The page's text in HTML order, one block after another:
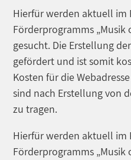
Hierfür werden aktuell im
Förderprogramms
gesucht. Die Erstellung
gefördert und ist somit
Kosten für die
sind nach Erstellung von
zu tragen.
Hierfür werden aktuell im
Förderprogramms